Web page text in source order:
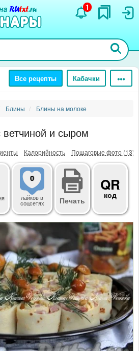
1
Все рецепты Кабачки
Блины Блины на молоке
и сыром
Калорийность Пошаговые фото (13)
0
лайковв
соцсетях Печать
QR
код